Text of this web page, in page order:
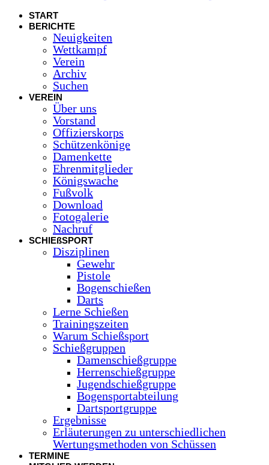
START
BERICHTE
Neuigkeiten
Wettkampf
Verein
Archiv
Suchen
VEREIN
Über uns
Vorstand
Offizierskorps
Schützenkönige
Damenkette
Ehrenmitglieder
Königswache
Fußvolk
Download
Fotogalerie
Nachruf
SCHIEßSPORT
Disziplinen
Gewehr
Pistole
Bogenschießen
Darts
Lerne Schießen
Trainingszeiten
Warum Schießsport
Schießgruppen
Damenschießgruppe
Herrenschießgruppe
Jugendschießgruppe
Bogensportabteilung
Dartsportgruppe
Ergebnisse
Erläuterungen zu unterschiedlichen
Wertungsmethoden von Schüssen
TERMINE